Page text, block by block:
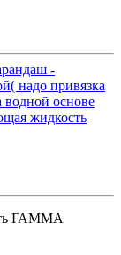
-
надо привязка
водной основе
жидкость
ГАММА